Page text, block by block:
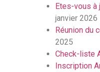
Etes-vous
janvier 2026
Réunion du
2025
Check-liste
Inscription